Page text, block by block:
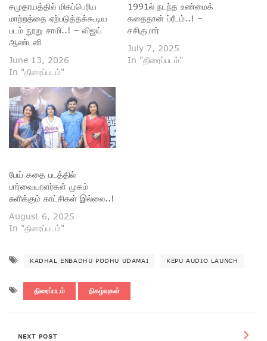
சமுதாயத்தில் மிகப்பெரிய
மாற்றத்தை ஏற்படுத்தக்கூடிய
படம் நூறு சாமி..! – விஜய்
ஆண்டனி
June 13, 2026
In "திரைப்படம்"
1991ல் நடந்த உண்மைக்
கதைதான் ப்ரீடம்..! –
சசிகுமார்
July 7, 2025
In "திரைப்படம்"
பேய் கதை படத்தில்
பார்வையாளர்கள் முகம்
சுளிக்கும் காட்சிகள் இல்லை..!
August 6, 2025
In "திரைப்படம்"
KADHAL ENBADHU PODHU UDAMAI KEPU AUDIO LAUNCH
திரைப்படம் நிகழ்வுகள்
NEXT POST